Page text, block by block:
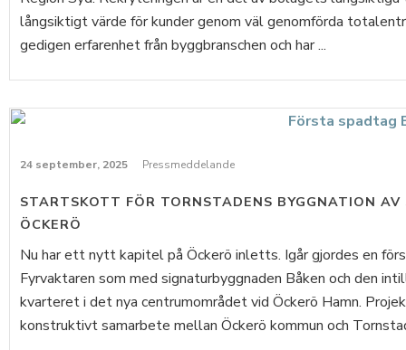
långsiktigt värde för kunder genom väl genomförda
gedigen erfarenhet från byggbranschen och har ...
24 september, 2025 Pressmeddelande
STARTSKOTT FÖR TORNSTADENS BYGGNATION
ÖCKERÖ
Nu har ett nytt kapitel på Öckerö inletts. Igår gjordes en
Fyrvaktaren som med signaturbyggnaden Båken och den
kvarteret i det nya centrumområdet vid Öckerö Hamn.
konstruktivt samarbete mellan Öckerö kommun och